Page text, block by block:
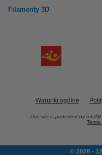
Filamenty 3D
Warunki ogólne
This site is protected by
© 2026 -